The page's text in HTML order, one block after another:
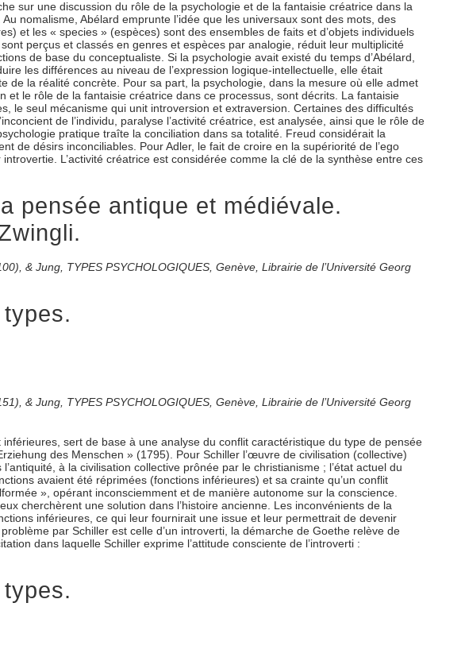
sur une discussion du rôle de la psychologie et de la fantaisie créatrice dans la
nomalisme, Abélard emprunte l’idée que les universaux sont des mots, des
et les « species » (espèces) sont des ensembles de faits et d’objets individuels
perçus et classés en genres et espèces par analogie, réduit leur multiplicité
de base du conceptualiste. Si la psychologie avait existé du temps d’Abélard,
les différences au niveau de l’expression logique-intellectuelle, elle était
de la réalité concrète. Pour sa part, la psychologie, dans la mesure où elle admet
et le rôle de la fantaisie créatrice dans ce processus, sont décrits. La fantaisie
le seul mécanisme qui unit introversion et extraversion. Certaines des difficultés
de l’individu, paralyse l’activité créatrice, est analysée, ainsi que le rôle de
pratique traîte la conciliation dans sa totalité. Freud considérait la
de désirs inconciliables. Pour Adler, le fait de croire en la supériorité de l’ego
L’activité créatrice est considérée comme la clé de la synthèse entre ces
pensée antique et médiévale.
& Jung, TYPES PSYCHOLOGIQUES, Genève, Librairie de l’Université Georg
& Jung, TYPES PSYCHOLOGIQUES, Genève, Librairie de l’Université Georg
sert de base à une analyse du conflit caractéristique du type de pensée
des Menschen » (1795). Pour Schiller l’œuvre de civilisation (collective)
à la civilisation collective prônée par le christianisme ; l’état actuel du
avaient été réprimées (fonctions inférieures) et sa crainte qu’un conflit
», opérant inconsciemment et de manière autonome sur la conscience.
cherchèrent une solution dans l’histoire ancienne. Les inconvénients de la
inférieures, ce qui leur fournirait une issue et leur permettrait de devenir
par Schiller est celle d’un introverti, la démarche de Goethe relève de
dans laquelle Schiller exprime l’attitude consciente de l’introverti :